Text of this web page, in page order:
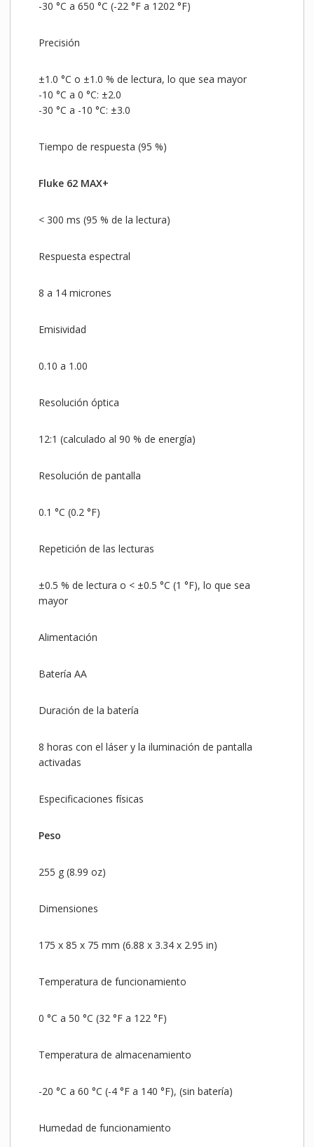
-30 °C a 650 °C (-22 °F a 1202 °F)
Precisión
±1.0 °C o ±1.0 % de lectura, lo que sea mayor
-10 °C a 0 °C: ±2.0
-30 °C a -10 °C: ±3.0
Tiempo de respuesta (95 %)
Fluke 62 MAX+
< 300 ms (95 % de la lectura)
Respuesta espectral
8 a 14 micrones
Emisividad
0.10 a 1.00
Resolución óptica
12:1 (calculado al 90 % de energía)
Resolución de pantalla
0.1 °C (0.2 °F)
Repetición de las lecturas
±0.5 % de lectura o < ±0.5 °C (1 °F), lo que sea
mayor
Alimentación
Batería AA
Duración de la batería
8 horas con el láser y la iluminación de pantalla
activadas
Especificaciones físicas
Peso
255 g (8.99 oz)
Dimensiones
175 x 85 x 75 mm (6.88 x 3.34 x 2.95 in)
Temperatura de funcionamiento
0 °C a 50 °C (32 °F a 122 °F)
Temperatura de almacenamiento
-20 °C a 60 °C (-4 °F a 140 °F), (sin batería)
Humedad de funcionamiento